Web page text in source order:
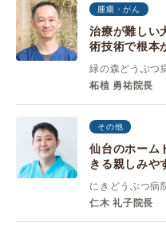
腫瘍・がん
治療が難しい
術技術で根本
緑の森どうぶつ
柘植 勇祐院長
その他
仙台のホーム
きる親しみや
にきどうぶつ病
仁木 礼子院長